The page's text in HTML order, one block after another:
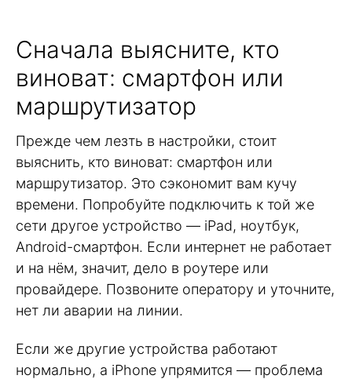
Сначала выясните, кто
виноват: смартфон или
маршрутизатор
Прежде чем лезть в настройки, стоит
выяснить, кто виноват: смартфон или
маршрутизатор. Это сэкономит вам кучу
времени. Попробуйте подключить к той же
сети другое устройство — iPad, ноутбук,
Android-смартфон. Если интернет не работает
и на нём, значит, дело в роутере или
провайдере. Позвоните оператору и уточните,
нет ли аварии на линии.
Если же другие устройства работают
нормально, а iPhone упрямится — проблема